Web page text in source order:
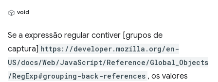
void
Se a expressão regular contiver [grupos de
captura] https://developer.mozilla.org/en-
US/docs/Web/JavaScript/Reference/Global_Objects
/RegExp#grouping-back-references , os valores